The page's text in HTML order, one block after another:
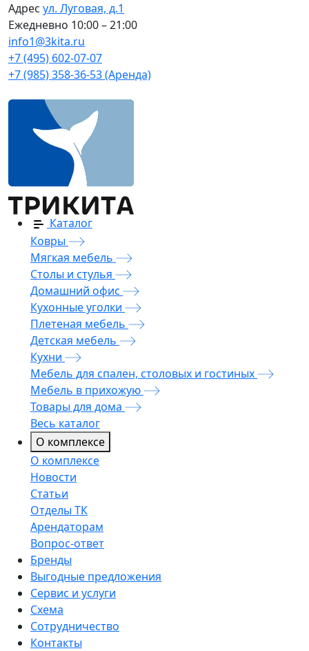
Адрес ул. Луговая, д.1
Ежедневно 10:00 – 21:00
info1@3kita.ru
+7 (495) 602-07-07
+7 (985) 358-36-53 (Аренда)
Каталог
Ковры
Мягкая мебель
Столы и стулья
Домашний офис
Кухонные уголки
Плетеная мебель
Детская мебель
Кухни
Мебель для спален, столовых и гостиных
Мебель в прихожую
Товары для дома
Весь каталог
О комплексе
О комплексе
Новости
Статьи
Отделы ТК
Арендаторам
Вопрос-ответ
Бренды
Выгодные предложения
Сервис и услуги
Схема
Сотрудничество
Контакты